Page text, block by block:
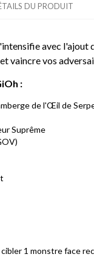
DU PRODUIT
avec l'ajout
vaincre vos
:
de l'Œil de
Suprême
1 monstre face